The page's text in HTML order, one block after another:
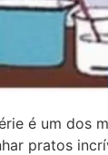
é um dos
pratos